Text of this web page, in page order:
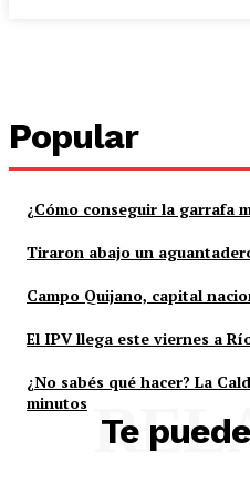
Popular
¿Cómo conseguir la garrafa
Tiraron abajo un
Campo Quijano, capital
El IPV llega este viernes a
¿No sabés qué hacer? La
minutos
Te